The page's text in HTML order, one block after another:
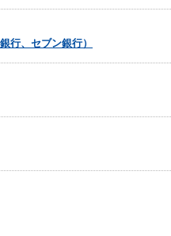
行、セブン銀行）